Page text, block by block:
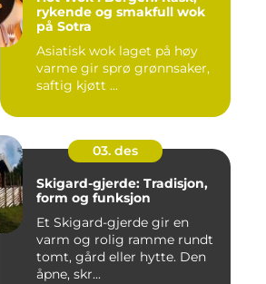
rykende og smakfull wok
på Sotra
Asiatisk wok laget på høy
varme gir sprø grønnsaker,
saftig kjøtt ...
03. des
Skigard-gjerde: Tradisjon,
form og funksjon
Et Skigard-gjerde gir en
varm og rolig ramme rundt
tomt, gård eller hytte. Den
åpne, skr...